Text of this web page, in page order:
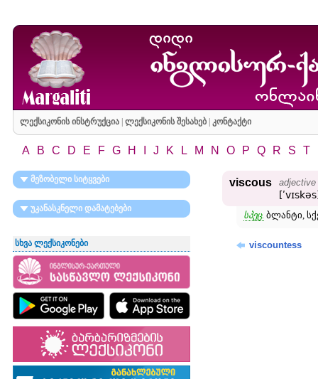
ლექსიკონის ინსტრუქცია| ლექსიკონის შესახებ| კონტაქტი
A B C D E F G H J K L M N O P Q R S T
მეზობელი სიტყვები
უკანასკნელი დამატებები
სხვა ლექსიკონები
viscous adjective
სპეც. ბლანტი,
viscountess